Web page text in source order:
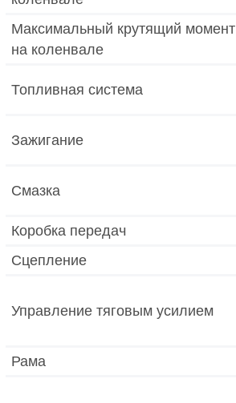
Максимальный крутящий момент
на коленвале
Топливная система
Зажигание
Смазка
Коробка передач
Сцепление
Управление тяговым усилием
Рама